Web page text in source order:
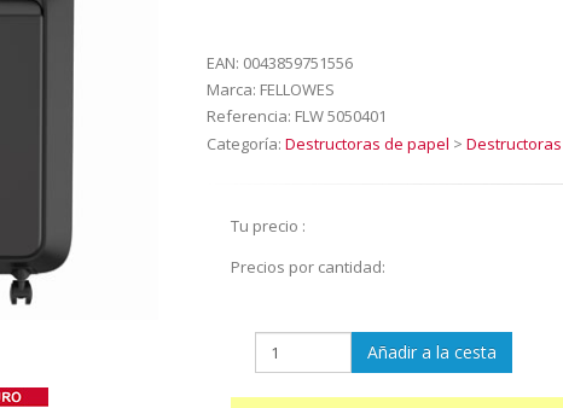
EAN: 0043859751556
Marca: FELLOWES
Referencia: FLW 5050401
Categoría: Destructoras de papel >
Tu precio :
Precios por cantidad:
Añadir a la cesta